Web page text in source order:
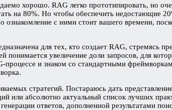
хорошо. RAG легко прототипировать, но
на 80%. Но чтобы обеспечить недостающие
ознакомление с ними стоит вашего времени,
для тех, кто создает RAG, стремясь
увеличение доли запросов, для
и знаком со стандартными
стратегий. Постараюсь дать
или абсолютно актуальный список лучших
ответов, дополненной результатами